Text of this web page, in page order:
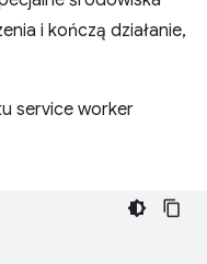
i kończą działanie,
service worker